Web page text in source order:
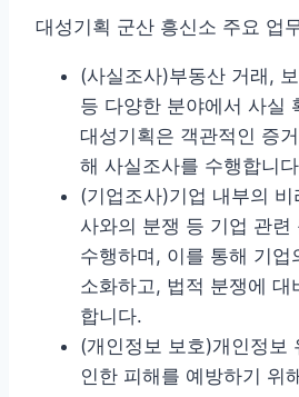
대성기획 군산 흥신소 주요 업
(사실조사)부동산 거래,
등 다양한 분야에서 사실
대성기획은 객관적인 증
해 사실조사를 수행합니
(기업조사)기업 내부의
사와의 분쟁 등 기업 관련
수행하며, 이를 통해 기업
소화하고, 법적 분쟁에 대
합니다.
(개인정보 보호)개인정보
인한 피해를 예방하기 위